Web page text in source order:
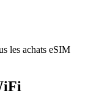
les achats eSIM